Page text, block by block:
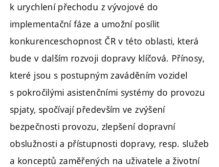
k urychlení přechodu z vývojové do
implementační fáze a umožní posílit
konkurenceschopnost ČR v této oblasti, která
bude v dalším rozvoji dopravy klíčová. Přínosy,
které jsou s postupným zaváděním vozidel
s pokročilými asistenčními systémy do provozu
spjaty, spočívají především ve zvýšení
bezpečnosti provozu, zlepšení dopravní
obslužnosti a přístupnosti dopravy, resp. služeb
a konceptů zaměřených na uživatele a životní